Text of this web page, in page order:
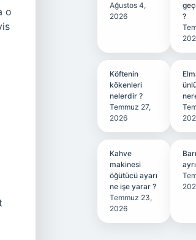
o
Ağustos 4,
2026
?
Köftenin
kökenleri
nelerdir ?
Temmuz 27,
2026
Kahve
makinesi
öğütücü ayarı
ne işe yarar ?
Temmuz 23,
2026